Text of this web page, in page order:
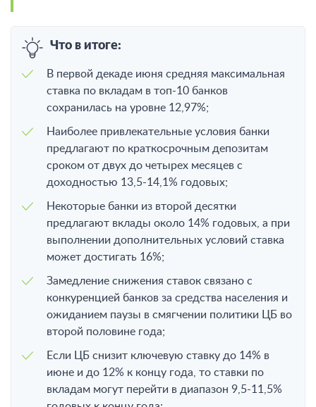
Что в итоге:
В первой декаде июня средняя максимальная
ставка по вкладам в топ-10 банков
сохранилась на уровне 12,97%;
Наиболее привлекательные условия банки
предлагают по краткосрочным депозитам
сроком от двух до четырех месяцев с
доходностью 13,5-14,1% годовых;
Некоторые банки из второй десятки
предлагают вклады около 14% годовых, а при
выполнении дополнительных условий ставка
может достигать 16%;
Замедление снижения ставок связано с
конкуренцией банков за средства населения и
ожиданием паузы в смягчении политики ЦБ во
второй половине года;
Если ЦБ снизит ключевую ставку до 14% в
июне и до 12% к концу года, то ставки по
вкладам могут перейти в диапазон 9,5-11,5%